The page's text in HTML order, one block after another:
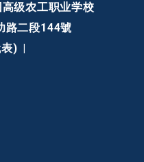
级农工职业学校
路二段144號
)